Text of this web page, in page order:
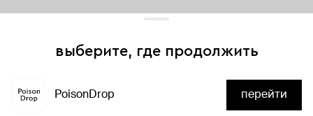
выберите, где продолжить
PoisonDrop перейти
и сервисы аналитики. Продолжая его использование,
вы соглашаетесь с нашим